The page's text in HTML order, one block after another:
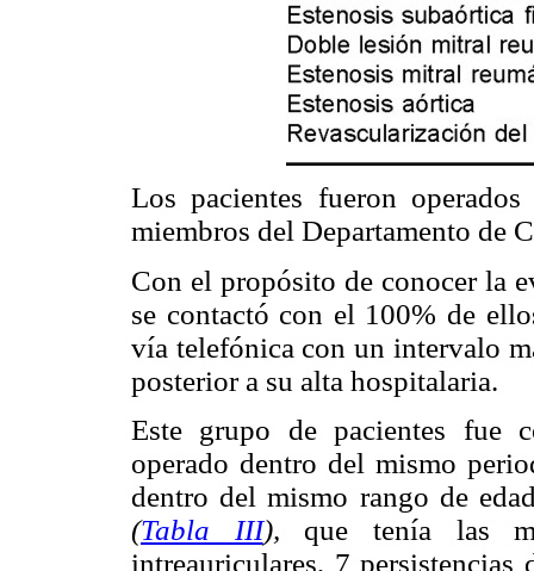
Los pacientes fueron
miembros del Departamento de
Con el propósito de conocer la
se contactó con el 100% de
vía telefónica con un intervalo
posterior a su alta hospitalaria.
Este grupo de pacientes fue
operado dentro del mismo
dentro del mismo rango de
(Tabla III), que tenía las
intreauriculares, 7